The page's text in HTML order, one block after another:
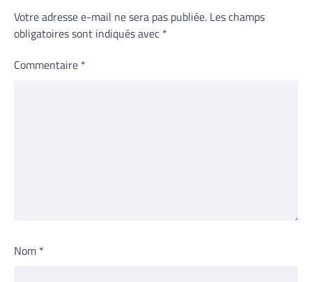
Votre adresse e-mail ne sera pas publiée. Les champs
obligatoires sont indiqués avec *
Commentaire *
Nom *